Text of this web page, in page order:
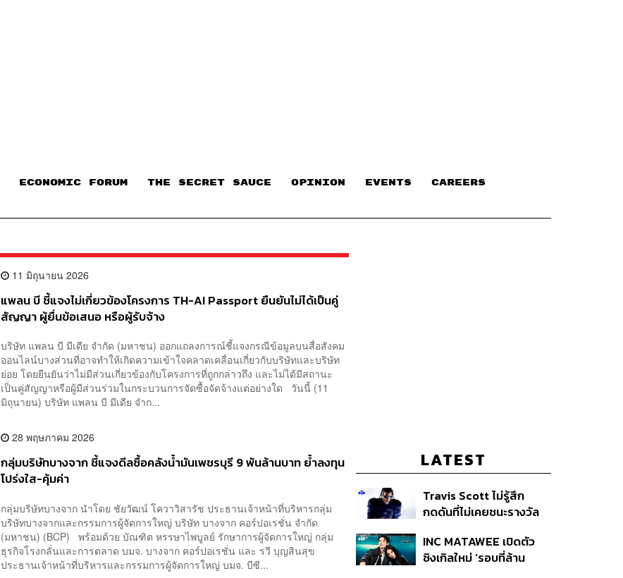
ECONOMIC FORUM THE SECRET SAUCE​ OPINION EVENTS CAREERS
11 มิถุนายน 2026
แพลน บี ชี้แจงไม่เกี่ยวข้องโครงการ TH-AI Passport ยืนยันไม่ได้เป็นคู่
สัญญา ผู้ยื่นข้อเสนอ หรือผู้รับจ้าง
บริษัท แพลน บี มีเดีย จำกัด (มหาชน) ออกแถลงการณ์ชี้แจงกรณีข้อมูลบนสื่อสังคม
ออนไลน์บางส่วนที่อาจทำให้เกิดความเข้าใจคลาดเคลื่อนเกี่ยวกับบริษัทและบริษัท
ย่อย โดยยืนยันว่าไม่มีส่วนเกี่ยวข้องกับโครงการที่ถูกกล่าวถึง และไม่ได้มีสถานะ
เป็นคู่สัญญาหรือผู้มีส่วนร่วมในกระบวนการจัดซื้อจัดจ้างแต่อย่างใด วันนี้ (11
มิถุนายน) บริษัท แพลน บี มีเดีย จำก...
28 พฤษภาคม 2026
กลุ่มบริษัทบางจาก ชี้แจงดีลซื้อคลังน้ำมันเพชรบุรี 9 พันล้านบาท ย้ำลงทุน
โปร่งใส-คุ้มค่า
กลุ่มบริษัทบางจาก นำโดย ชัยวัฒน์ โควาวิสารัช ประธานเจ้าหน้าที่บริหารกลุ่ม
บริษัทบางจากและกรรมการผู้จัดการใหญ่ บริษัท บางจาก คอร์ปอเรชั่น จำกัด
(มหาชน) (BCP) พร้อมด้วย บัณฑิต หรรษาไพบูลย์ รักษาการผู้จัดการใหญ่ กลุ่ม
ธุรกิจโรงกลั่นและการตลาด บมจ. บางจาก คอร์ปอเรชั่น และ รวี บุญสินสุข
ประธานเจ้าหน้าที่บริหารและกรรมการผู้จัดการใหญ่ บมจ. บีซี...
LATEST
Travis Scott ไม่รู้สึก
กดดันที่ไม่เคยชนะรางวัล
แล้ว 10 ครั้ง
INC MATAWEE เปิดตัว
ซิงเกิลใหม่ ‘รอบที่ล้าน